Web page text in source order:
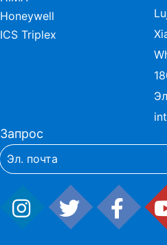
Honeywell
ICS Triplex
Запрос